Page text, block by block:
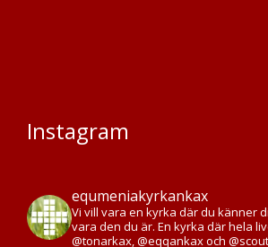
Instagram
equmeniakyrkankax
Vi vill vara en kyrka där du känner
vara den du är. En kyrka där hela
@tonarkax, @eqqankax och